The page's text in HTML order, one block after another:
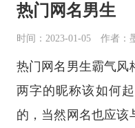
热门网名男生
时间：2023-01-05 作者：
热门网名男生霸气风
两字的昵称该如何
的，当然网名也应该